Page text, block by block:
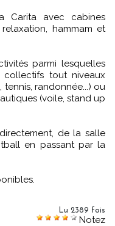
Carita avec cabines
hammam et
parmi lesquelles
tout niveaux
tennis, randonnée...) ou
(voile, stand up
de la salle
en passant par la
Lu 2389 fois
Notez